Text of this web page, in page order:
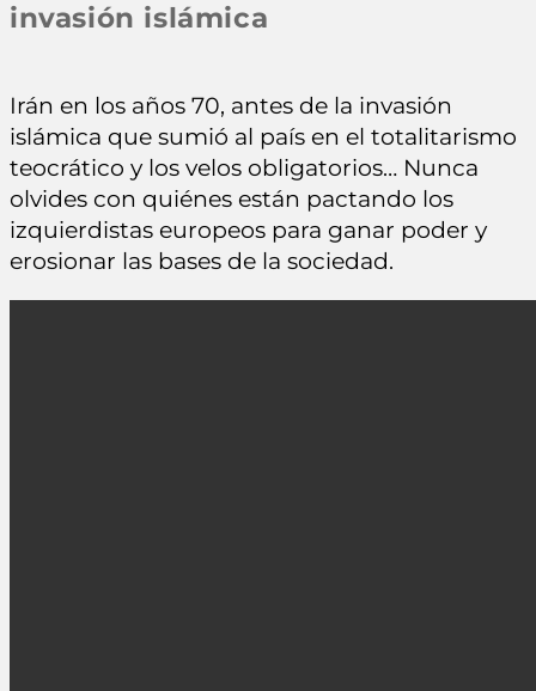
invasión islámica
Irán en los años 70, antes de la invasión
islámica que sumió al país en el totalitarismo
teocrático y los velos obligatorios… Nunca
olvides con quiénes están pactando los
izquierdistas europeos para ganar poder y
erosionar las bases de la sociedad.